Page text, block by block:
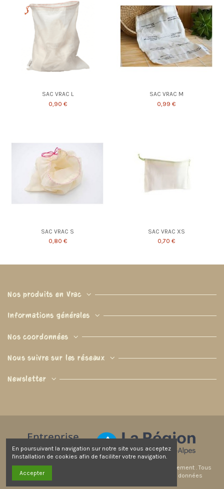
SAC VRAC L
0,90 €
SAC VRAC M
0,99 €
SAC VRAC S
0,80 €
SAC VRAC XS
0,70 €
Nos produits en Vrac
Informations générales
Nos coordonnées
Nous suivre sur les réseaux
Newsletter
© 2026 Les Graines de Carène. Licom Développement.Tous
droits réservés |
Protection des données
En poursuivant la navigation sur notre site vous acceptez
l'installation de cookies afin de faciliter votre navigation.
Accepter